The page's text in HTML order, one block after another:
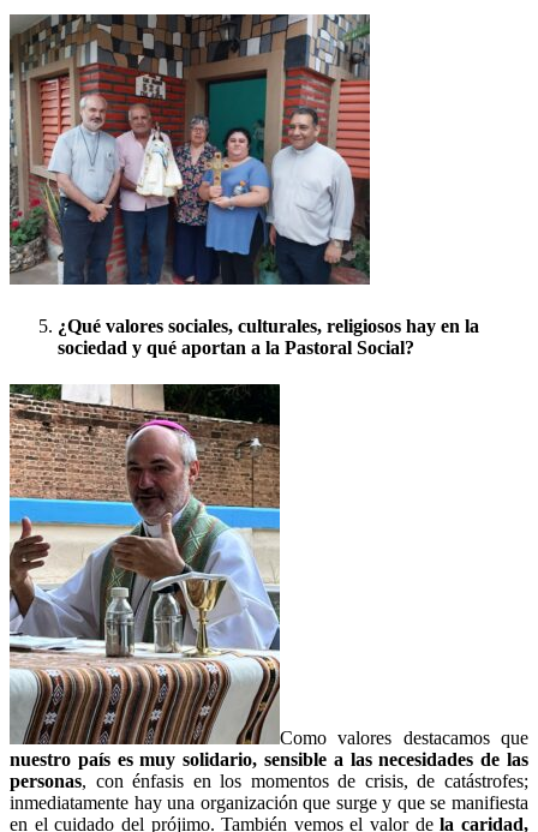
¿Qué valores sociales, culturales, religiosos hay en la
sociedad y qué aportan a la Pastoral Social?
Como valores destacamos que
nuestro país es muy solidario, sensible a las necesidades de las
personas, con énfasis en los momentos de crisis, de catástrofes;
inmediatamente hay una organización que surge y que se manifiesta
en el cuidado del prójimo. También vemos el valor dela caridad,